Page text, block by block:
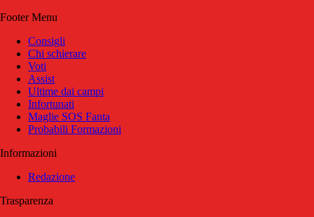
Footer Menu
Consigli
Chi schierare
Voti
Assist
Ultime dai campi
Infortunati
Maglie SOS Fanta
Probabili Formazioni
Informazioni
Redazione
Trasparenza